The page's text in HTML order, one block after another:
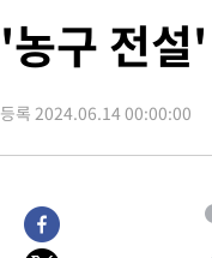
-9056초 전 >[속보]뉴욕증시
'농구 전
등록 2024.06.14 00:00:00